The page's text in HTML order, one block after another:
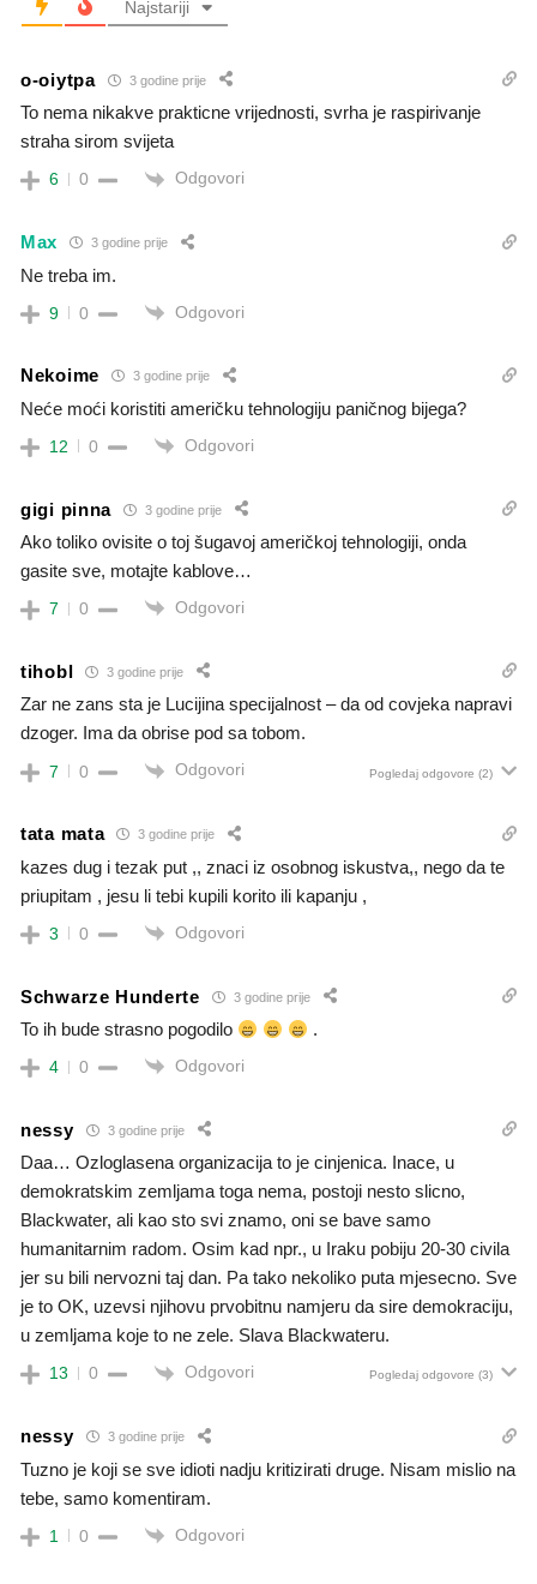
Najstariji
o-oiytpa 3 godine prije
To nema nikakve prakticne vrijednosti, svrha je raspirivanje
straha sirom svijeta
6 0 Odgovori
Max 3 godine prije
Ne treba im.
9 0 Odgovori
Nekoime 3 godine prije
Neće moći koristiti američku tehnologiju paničnog bijega?
12 0 Odgovori
gigi pinna 3 godine prije
Ako toliko ovisite o toj šugavoj američkoj tehnologiji, onda
gasite sve, motajte kablove…
7 0 Odgovori
tihobl 3 godine prije
Zar ne zans sta je Lucijina specijalnost – da od covjeka napravi
dzoger. Ima da obrise pod sa tobom.
7 0 Odgovori Pogledaj odgovore (2)
tata mata 3 godine prije
kazes dug i tezak put ,, znaci iz osobnog iskustva,, nego da te
priupitam , jesu li tebi kupili korito ili kapanju ,
3 0 Odgovori
Schwarze Hunderte 3 godine prije
To ih bude strasno pogodilo .
4 0 Odgovori
nessy 3 godine prije
Daa… Ozloglasena organizacija to je cinjenica. Inace, u
demokratskim zemljama toga nema, postoji nesto slicno,
Blackwater, ali kao sto svi znamo, oni se bave samo
humanitarnim radom. Osim kad npr., u Iraku pobiju 20-30 civila
jer su bili nervozni taj dan. Pa tako nekoliko puta mjesecno. Sve
je to OK, uzevsi njihovu prvobitnu namjeru da sire demokraciju,
u zemljama koje to ne zele. Slava Blackwateru.
13 0 Odgovori Pogledaj odgovore (3)
nessy 3 godine prije
Tuzno je koji se sve idioti nadju kritizirati druge. Nisam mislio na
tebe, samo komentiram.
1 0 Odgovori